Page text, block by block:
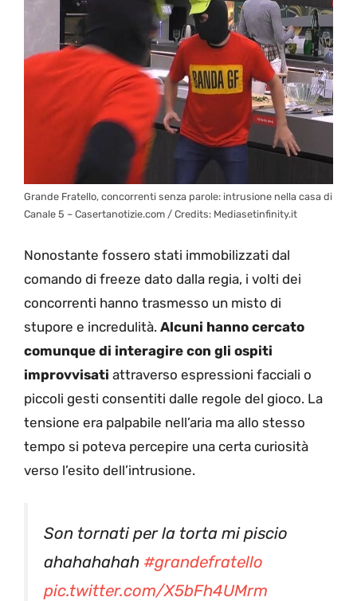
Grande Fratello, concorrenti senza parole: intrusione nella casa di
Canale 5 – Casertanotizie.com / Credits: Mediasetinfinity.it
Nonostante fossero stati immobilizzati dal
comando di freeze dato dalla regia, i volti dei
concorrenti hanno trasmesso un misto di
stupore e incredulità. Alcuni hanno cercato
comunque di interagire con gli ospiti
improvvisati attraverso espressioni facciali o
piccoli gesti consentiti dalle regole del gioco. La
tensione era palpabile nell’aria ma allo stesso
tempo si poteva percepire una certa curiosità
verso l’esito dell’intrusione.
Son tornati per la torta mi piscio
ahahahahah #grandefratello
pic.twitter.com/X5bFh4UMrm